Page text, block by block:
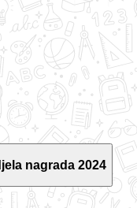
nagrada 2024